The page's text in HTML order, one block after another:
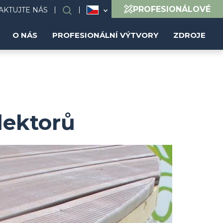
NÁS Search PROFESIONÁLOVÉ
O NÁS PROFESIONÁLNÍ VÝTVORY ZDROJE
Image